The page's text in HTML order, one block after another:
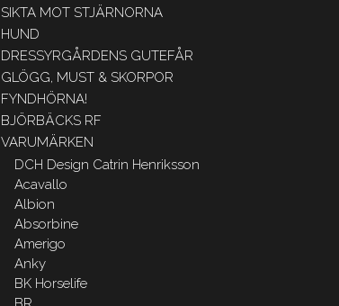
SIKTA MOT STJÄRNORNA
HUND
DRESSYRGÅRDENS GUTEFÅR
GLÖGG, MUST & SKORPOR
FYNDHÖRNA!
BJÖRBÄCKS RF
VARUMÄRKEN
DCH Design Catrin Henriksson
Acavallo
Albion
Absorbine
Amerigo
Anky
BK Horselife